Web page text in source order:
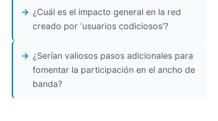
¿Cuál es el impacto general en la red
creado por ‘usuarios codiciosos’?
¿Serían valiosos pasos adicionales para
fomentar la participación en el ancho de
banda?